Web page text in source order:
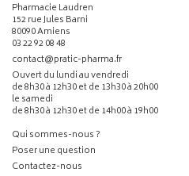
Pharmacie Laudren
152 rue Jules Barni
80090 Amiens
03 22 92 08 48
contact-
@-
pratic-pharma.fr
Ouvert du lundi au vendredi
de 8h30 à 12h30 et de 13h30 à 20h00
le samedi
de 8h30 à 12h30 et de 14h00 à 19h00
Qui sommes-nous ?
Poser une question
Contactez-nous